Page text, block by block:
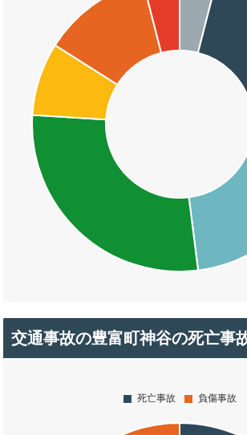
交通事故の豊富町神谷の死亡事